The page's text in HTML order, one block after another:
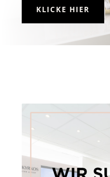
KLICKE HIER